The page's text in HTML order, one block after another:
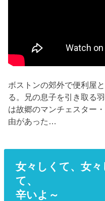
ボストンの郊外で便利屋
る。兄の息子を引き取る
は故郷のマンチェスター
由があった…
女々しくて、女々
て、
辛いよ～